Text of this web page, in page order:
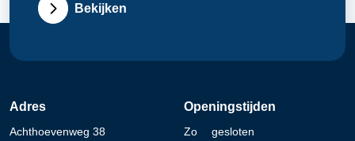
Bekijken
Adres
Achthoevenweg 38
Openingstijden
Zo
gesloten